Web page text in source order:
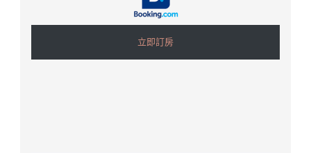
立即訂房